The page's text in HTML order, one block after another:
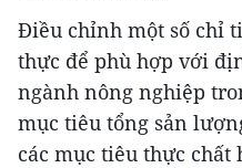
Điều chỉnh một số chỉ
thực để phù hợp với
ngành nông nghiệp
mục tiêu tổng sản
các mục tiêu thực